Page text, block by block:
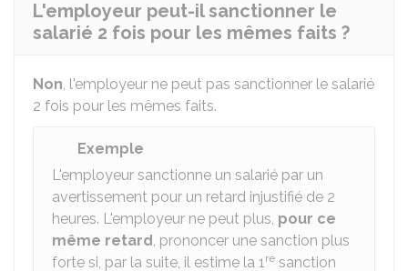
L'employeur peut-il sanctionner le
salarié 2 fois pour les mêmes faits ?
Non, l'employeur ne peut pas sanctionner le salarié
2 fois pour les mêmes faits.
Exemple
L'employeur sanctionne un salarié par un
avertissement pour un retard injustifié de 2
heures. L'employeur ne peut plus, pour ce
même retard, prononcer une sanction plus
forte si, par la suite, il estime la 1re sanction